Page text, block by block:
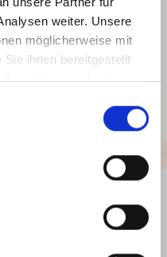
weiter. Unsere
möglicherweise mit
ihnen bereitgestellt
Nutzung der Dienste
weiterhin nutzen.